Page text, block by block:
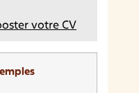
votre CV